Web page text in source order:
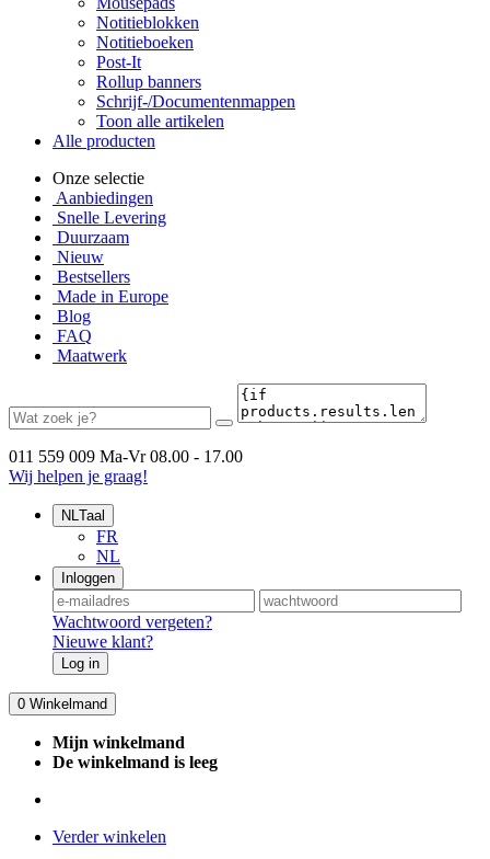
Notitieblokken
Notitieboeken
Post-It
Rollup banners
Schrijf-/Documentenmappen
Toon alle artikelen
Alle producten
Onze selectie
Aanbiedingen
Snelle Levering
Duurzaam
Nieuw
Bestsellers
Made in Europe
Blog
FAQ
Maatwerk
011 559 009 Ma-Vr 08.00 - 17.00
Wij helpen je graag!
NLTaal
FR
NL
Inloggen
Wachtwoord vergeten?
Nieuwe klant?
Log in
0 Winkelmand
Mijn winkelmand
De winkelmand is leeg
Verder winkelen